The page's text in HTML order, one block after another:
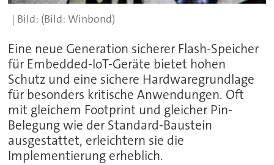
(Bild: Winbond)
Eine neue Generation sicherer Flash-Speicher
für Embedded-IoT-Geräte bietet hohen
Schutz und eine sichere Hardwaregrundlage
für besonders kritische Anwendungen. Oft
mit gleichem Footprint und gleicher Pin-
Belegung wie der Standard-Baustein
ausgestattet, erleichtern sie die
Implementierung erheblich.